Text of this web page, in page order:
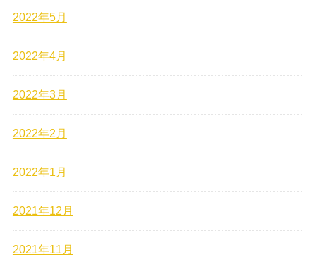
2022年5月
2022年4月
2022年3月
2022年2月
2022年1月
2021年12月
2021年11月